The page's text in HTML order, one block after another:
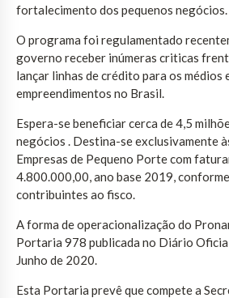
fortalecimento dos pequenos negócios.
O programa foi regulamentado
governo receber inúmeras criticas
lançar linhas de crédito para os médios
empreendimentos no Brasil.
Espera-se beneficiar cerca de 4,5
negócios . Destina-se exclusivamente
Empresas de Pequeno Porte com
4.800.000,00, ano base 2019,
contribuintes ao fisco.
A forma de operacionalização do
Portaria 978 publicada no Diário
Junho de 2020.
Esta Portaria prevê que compete a